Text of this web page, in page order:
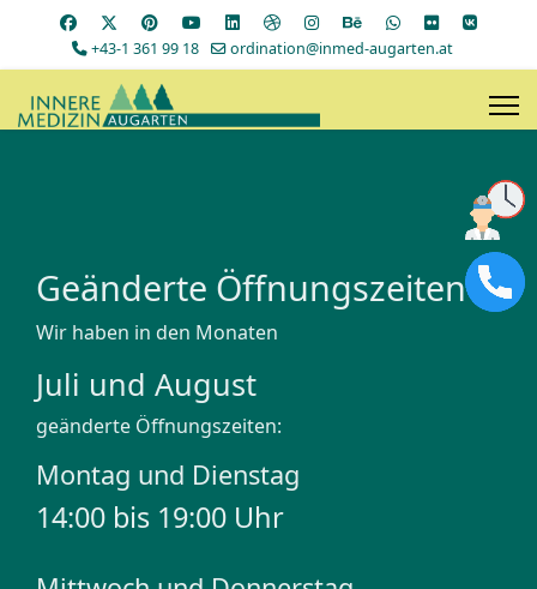
+43-1 361 99 18 ordination@inmed-augarten.at
Geänderte Öffnungszeiten
Wir haben in den Monaten
Juli und August
geänderte Öffnungszeiten:
Montag und Dienstag
14:00 bis 19:00 Uhr